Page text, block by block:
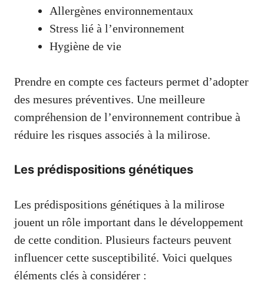
Allergènes environnementaux
Stress lié à l’environnement
Hygiène de vie
Prendre en compte ces facteurs permet d’adopter
des mesures préventives. Une meilleure
compréhension de l’environnement contribue à
réduire les risques associés à la milirose.
Les prédispositions génétiques
Les prédispositions génétiques à la milirose
jouent un rôle important dans le développement
de cette condition. Plusieurs facteurs peuvent
influencer cette susceptibilité. Voici quelques
éléments clés à considérer :